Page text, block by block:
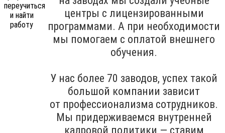
центры с лицензированными
программами. А при необходимости
мы помогаем с оплатой внешнего
обучения.
У нас более 70 заводов, успех такой
большой компании зависит
от профессионализма сотрудников.
Мы придерживаемся внутренней
кадровой политики — ставим